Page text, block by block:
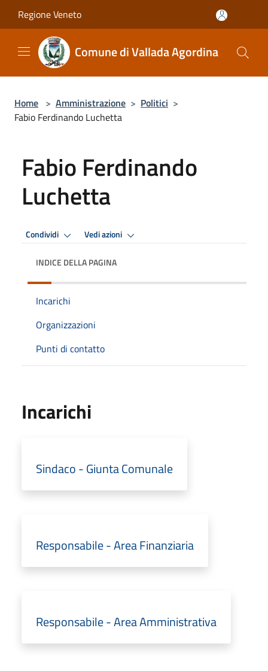
Regione Veneto
Comune di Vallada Agordina
Home > Amministrazione > Politici >
Fabio Ferdinando Luchetta
Fabio Ferdinando
Luchetta
Condividi Vedi azioni
INDICE DELLA PAGINA
Incarichi
Organizzazioni
Punti di contatto
Incarichi
Sindaco - Giunta Comunale
Responsabile - Area Finanziaria
Responsabile - Area Amministrativa